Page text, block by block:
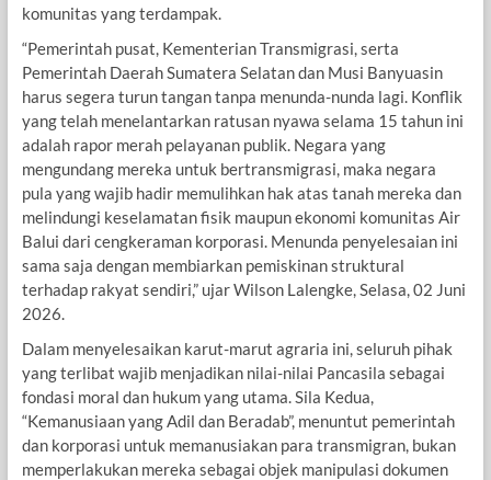
komunitas yang terdampak.
“Pemerintah pusat, Kementerian Transmigrasi, serta
Pemerintah Daerah Sumatera Selatan dan Musi Banyuasin
harus segera turun tangan tanpa menunda-nunda lagi. Konflik
yang telah menelantarkan ratusan nyawa selama 15 tahun ini
adalah rapor merah pelayanan publik. Negara yang
mengundang mereka untuk bertransmigrasi, maka negara
pula yang wajib hadir memulihkan hak atas tanah mereka dan
melindungi keselamatan fisik maupun ekonomi komunitas Air
Balui dari cengkeraman korporasi. Menunda penyelesaian ini
sama saja dengan membiarkan pemiskinan struktural
terhadap rakyat sendiri,” ujar Wilson Lalengke, Selasa, 02 Juni
2026.
Dalam menyelesaikan karut-marut agraria ini, seluruh pihak
yang terlibat wajib menjadikan nilai-nilai Pancasila sebagai
fondasi moral dan hukum yang utama. Sila Kedua,
“Kemanusiaan yang Adil dan Beradab”, menuntut pemerintah
dan korporasi untuk memanusiakan para transmigran, bukan
memperlakukan mereka sebagai objek manipulasi dokumen